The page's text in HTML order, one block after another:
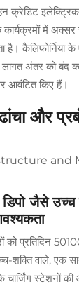
क्रेडिट
में अक्सर
है। कैलिफोर्निया
अंतर को बंद
आवंटित किए हैं।
और
जैसे उच्च
को प्रतिदिन
शक्ति वाले, एक
स्टेशनों की